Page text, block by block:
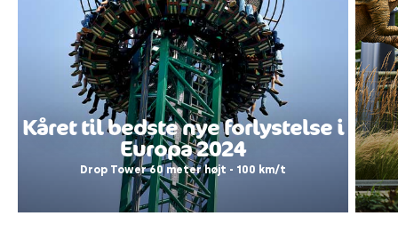
Kåret til bedste nye forlystelse i
Europa 2024
Drop Tower 60 meter højt - 100 km/t